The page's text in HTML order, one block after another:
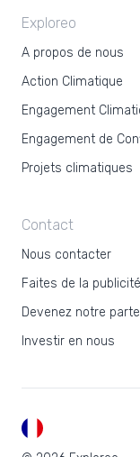
Exploreo
A propos de nous
Action Climatique
Engagement
Engagement de
Projets climatiques
Contact
Nous contacter
Faites de la
Devenez notre
Investir en nous